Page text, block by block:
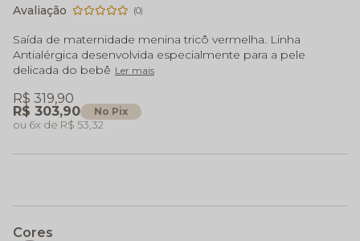
(0)
Saída de maternidade menina tricô vermelha. Linha
Antialérgica desenvolvida especialmente para a pele
delicada do bebê Ler mais
R$ 303,90 No Pix
R$ 319,90
6x R$ 53,32
Cores